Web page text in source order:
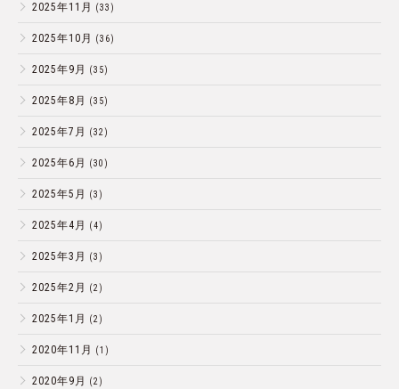
2025年11月 (33)
2025年10月 (36)
2025年9月 (35)
2025年8月 (35)
2025年7月 (32)
2025年6月 (30)
2025年5月 (3)
2025年4月 (4)
2025年3月 (3)
2025年2月 (2)
2025年1月 (2)
2020年11月 (1)
2020年9月 (2)